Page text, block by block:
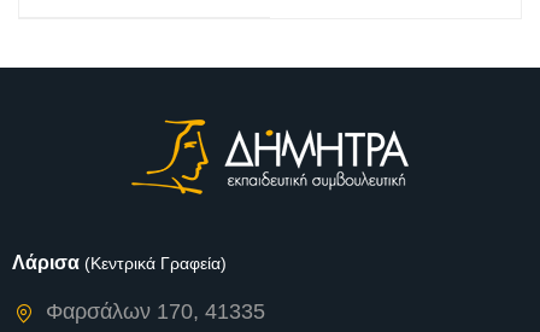
Λάρισα (Κεντρικά Γραφεία)
Φαρσάλων 170, 41335